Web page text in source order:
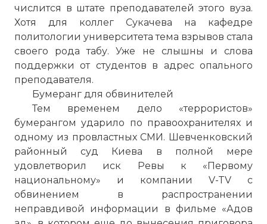
числится в штате преподавателей этого вуза.
Хотя для коллег Сукачева на кафедре
политологии университета тема взрывов стала
своего рода табу. Уже не слышны и слова
поддержки от студентов в адрес опального
преподавателя.
Бумеранг для обвинителей
Тем временем дело «террористов»
бумерангом ударило по правоохранителях и
одному из провластных СМИ. Шевченковский
районный суд Киева в полной мере
удовлетворил иск Ревы к «Первому
национальному» и компании V-TV с
обвинением в распространении
неправдивой информации в фильме «Адов